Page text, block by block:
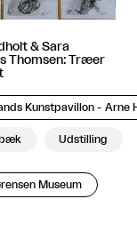
Museum
& Sara
Thomsen: Træer
Kunstpavillon - Arne
Udstilling